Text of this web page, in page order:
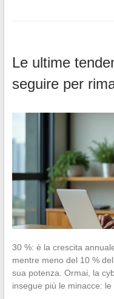
Le ultime
seguire per
30 %: è la crescita
mentre meno del 10 %
sua potenza. Ormai, la
insegue più le minacce: